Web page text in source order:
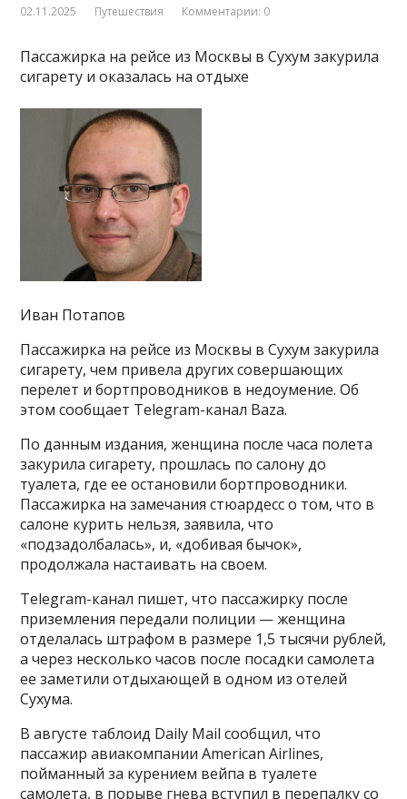
02.11.2025 Путешествия Комментарии: 0
Пассажирка на рейсе из Москвы в Сухум закурила
сигарету и оказалась на отдыхе
Иван Потапов
Пассажирка на рейсе из Москвы в Сухум закурила
сигарету, чем привела других совершающих
перелет и бортпроводников в недоумение. Об
этом сообщает Telegram-канал Baza.
По данным издания, женщина после часа полета
закурила сигарету, прошлась по салону до
туалета, где ее остановили бортпроводники.
Пассажирка на замечания стюардесс о том, что в
салоне курить нельзя, заявила, что
«подзадолбалась», и, «добивая бычок»,
продолжала настаивать на своем.
Telegram-канал пишет, что пассажирку после
приземления передали полиции — женщина
отделалась штрафом в размере 1,5 тысячи рублей,
а через несколько часов после посадки самолета
ее заметили отдыхающей в одном из отелей
Сухума.
В августе таблоид Daily Mail сообщил, что
пассажир авиакомпании American Airlines,
пойманный за курением вейпа в туалете
самолета, в порыве гнева вступил в перепалку со